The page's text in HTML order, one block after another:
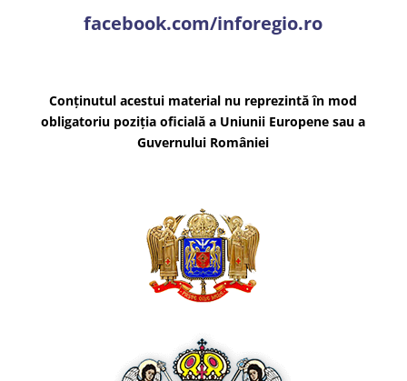
facebook.com/inforegio.ro
Conținutul acestui material nu reprezintă în mod
obligatoriu poziția oficială a Uniunii Europene sau a
Guvernului României